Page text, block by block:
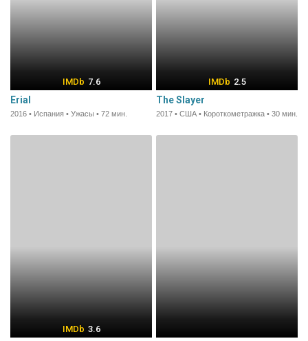
7.6
Erial
2016 • Испания • Ужасы • 72 мин.
2.5
The Slayer
2017 • США • Короткометражка • 30 мин.
3.6